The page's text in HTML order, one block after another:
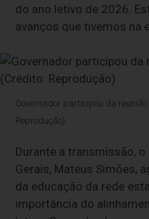
do ano letivo de 2026.
avanços que tivemos na
Governador participou da
Reprodução)
Durante a transmissão,
Gerais, Mateus Simões,
da educação da rede
importância do